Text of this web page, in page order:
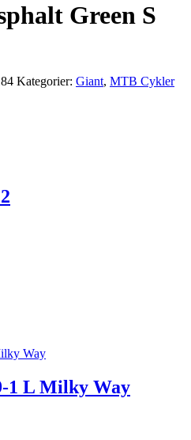
Green S
Kategorier: Giant, MTB Cykler
1 L Milky Way